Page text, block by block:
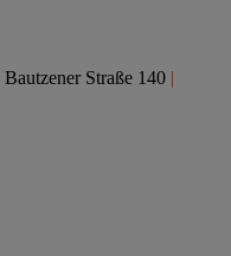
Bautzener Straße 140 |